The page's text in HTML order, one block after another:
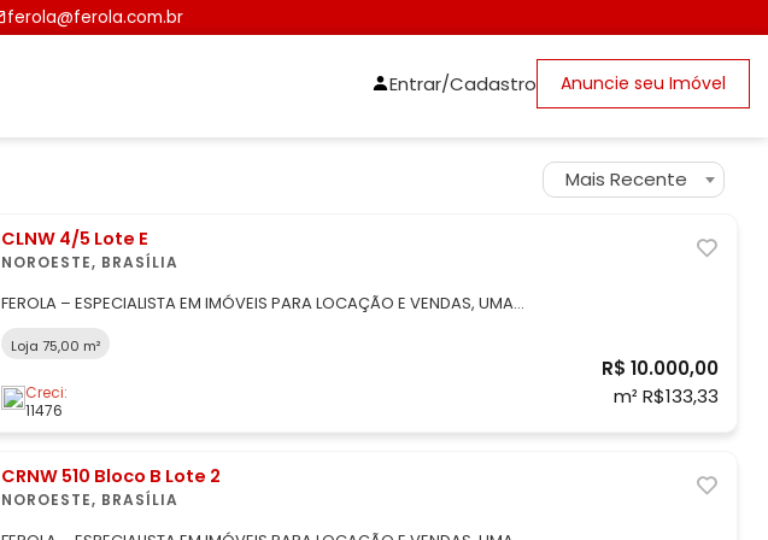
ferola@ferola.com.br
Entrar/Cadastro Anuncie seu Imóvel
Mais Recente
CLNW 4/5 Lote E
NOROESTE, BRASÍLIA
FEROLA – ESPECIALISTA EM IMÓVEIS PARA LOCAÇÃO E VENDAS, UMA
VENCEDORA PELO 12º ANO CONSECUTIVO DO PRÊMIO COLIBRI. LOJA
Loja 75,00 m²
Creci:
11476
R$ 10.000,00
m² R$133,33
CRNW 510 Bloco B Lote 2
NOROESTE, BRASÍLIA